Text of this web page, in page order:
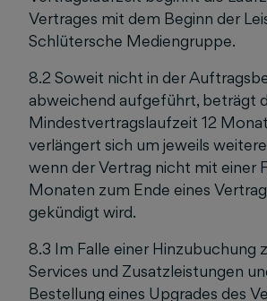
Vertrages mit dem Beginn der
Schlütersche Mediengruppe.
8.2 Soweit nicht in der
abweichend aufgeführt, beträgt
Mindestvertragslaufzeit 12
verlängert sich um jeweils
wenn der Vertrag nicht mit einer
Monaten zum Ende eines
gekündigt wird.
8.3 Im Falle einer Hinzubuchung
Services und Zusatzleistungen
Bestellung eines Upgrades des